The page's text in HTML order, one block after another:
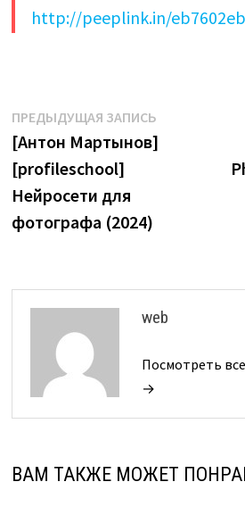
http://peeplink.in/
Навигация
по
записям
ПРЕДЫДУЩАЯ ЗАПИСЬПредыдущая
запись:
[Антон Мартынов]
[profileschool]
Нейросети для
фотографа (2024)
web
Посмотреть
→
ВАМ ТАКЖЕ МОЖЕТ